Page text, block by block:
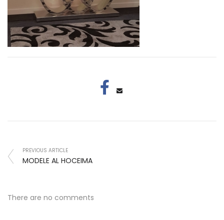
PREVIOUS ARTICLE
MODELE AL HOCEIMA
There are no comments